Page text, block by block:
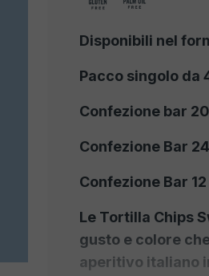
Disponibili nel
Pacco singolo da
Confezione bar
Confezione Bar
Confezione Bar
Le Tortilla Chips
gusto e colore
aperitivo italiano